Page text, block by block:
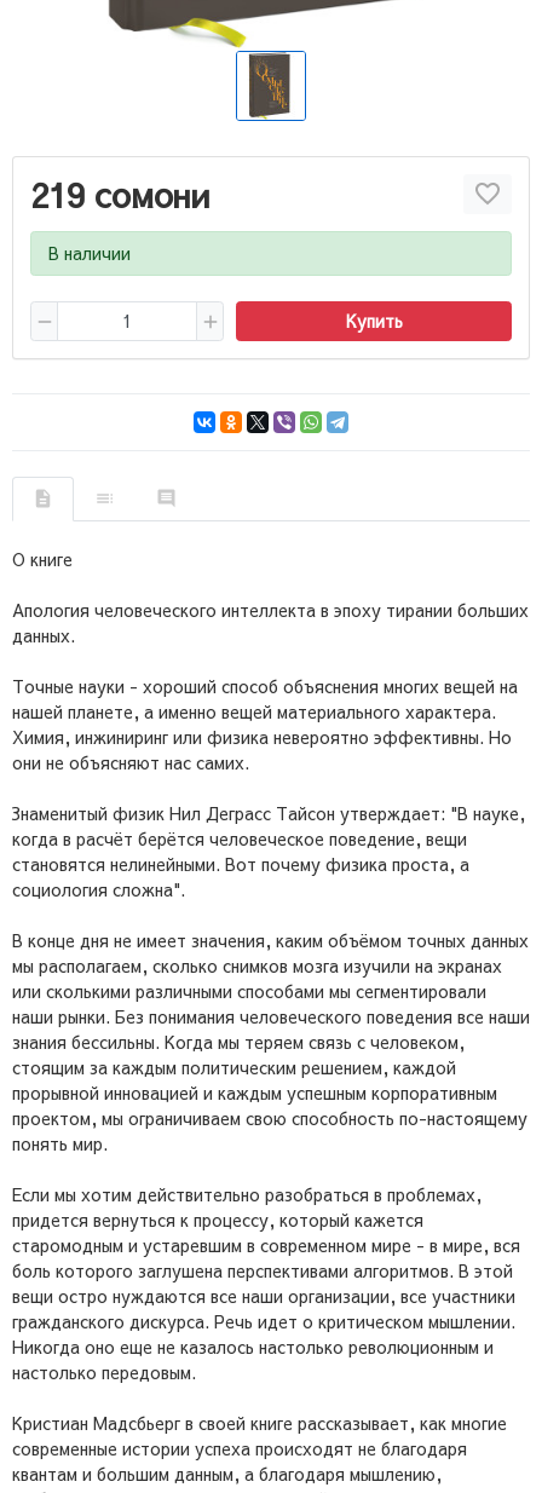
219 сомони
В наличии
Купить
О книге
Апология человеческого интеллекта в эпоху тирании больших
данных.
Точные науки - хороший способ объяснения многих вещей на
нашей планете, а именно вещей материального характера.
Химия, инжиниринг или физика невероятно эффективны. Но
они не объясняют нас самих.
Знаменитый физик Нил Деграсс Тайсон утверждает: "В науке,
когда в расчёт берётся человеческое поведение, вещи
становятся нелинейными. Вот почему физика проста, а
социология сложна".
В конце дня не имеет значения, каким объёмом точных данных
мы располагаем, сколько снимков мозга изучили на экранах
или сколькими различными способами мы сегментировали
наши рынки. Без понимания человеческого поведения все наши
знания бессильны. Когда мы теряем связь с человеком,
стоящим за каждым политическим решением, каждой
прорывной инновацией и каждым успешным корпоративным
проектом, мы ограничиваем свою способность по-настоящему
понять мир.
Если мы хотим действительно разобраться в проблемах,
придется вернуться к процессу, который кажется
старомодным и устаревшим в современном мире - в мире, вся
боль которого заглушена перспективами алгоритмов. В этой
вещи остро нуждаются все наши организации, все участники
гражданского дискурса. Речь идет о критическом мышлении.
Никогда оно еще не казалось настолько революционным и
настолько передовым.
Кристиан Мадсбьерг в своей книге рассказывает, как многие
современные истории успеха происходят не благодаря
квантам и большим данным, а благодаря мышлению,